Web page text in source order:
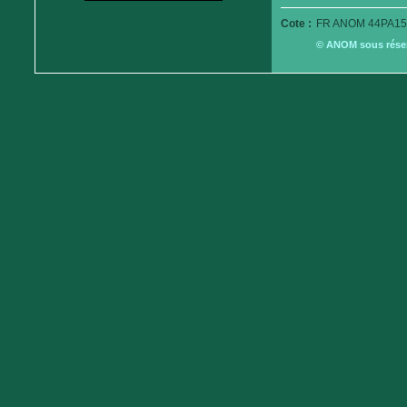
Cote : FR ANOM
© ANOM sous